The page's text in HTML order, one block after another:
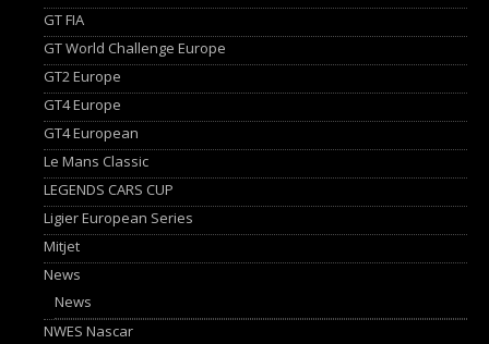
GT FIA
GT World Challenge Europe
GT2 Europe
GT4 Europe
GT4 European
Le Mans Classic
LEGENDS CARS CUP
Ligier European Series
Mitjet
News
News
NWES Nascar